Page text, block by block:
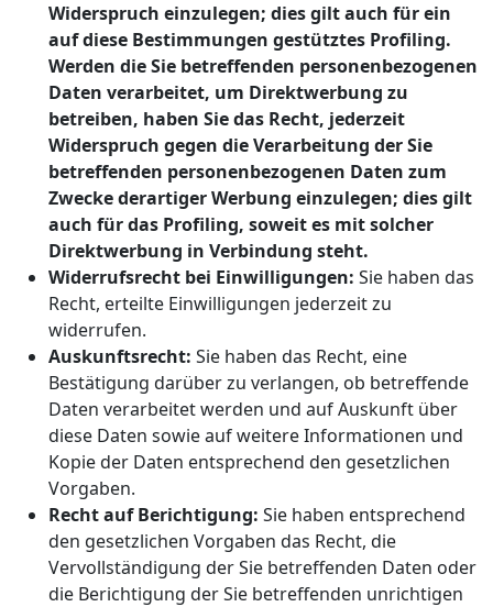
Widerspruch einzulegen; dies gilt auch für ein
auf diese Bestimmungen gestütztes Profiling.
Werden die Sie betreffenden personenbezogenen
Daten verarbeitet, um Direktwerbung zu
betreiben, haben Sie das Recht, jederzeit
Widerspruch gegen die Verarbeitung der Sie
betreffenden personenbezogenen Daten zum
Zwecke derartiger Werbung einzulegen; dies gilt
auch für das Profiling, soweit es mit solcher
Direktwerbung in Verbindung steht.
Widerrufsrecht bei Einwilligungen: Sie haben das
Recht, erteilte Einwilligungen jederzeit zu
widerrufen.
Auskunftsrecht: Sie haben das Recht, eine
Bestätigung darüber zu verlangen, ob betreffende
Daten verarbeitet werden und auf Auskunft über
diese Daten sowie auf weitere Informationen und
Kopie der Daten entsprechend den gesetzlichen
Vorgaben.
Recht auf Berichtigung: Sie haben entsprechend
den gesetzlichen Vorgaben das Recht, die
Vervollständigung der Sie betreffenden Daten oder
die Berichtigung der Sie betreffenden unrichtigen